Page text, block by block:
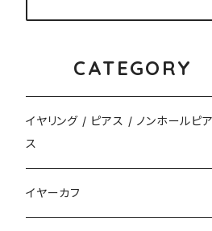
CATEGORY
イヤリング / ピアス / ノンホールピア
ス
揺れるタイプ
イヤーカフ